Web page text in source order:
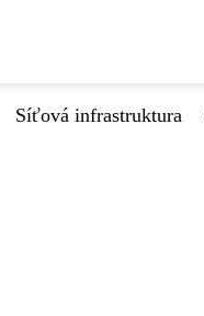
Síťová infrastruktura